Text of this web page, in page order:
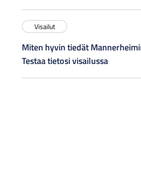
Visailut
Miten hyvin tiedät
Testaa tietosi visailussa